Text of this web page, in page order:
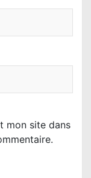
mon site dans